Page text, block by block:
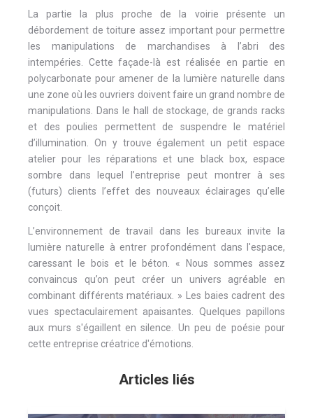
La partie la plus proche de la voirie présente un
débordement de toiture assez important pour permettre
les manipulations de marchandises à l’abri des
intempéries. Cette façade-là est réalisée en partie en
polycarbonate pour amener de la lumière naturelle dans
une zone où les ouvriers doivent faire un grand nombre de
manipulations. Dans le hall de stockage, de grands racks
et des poulies permettent de suspendre le matériel
d’illumination. On y trouve également un petit espace
atelier pour les réparations et une black box, espace
sombre dans lequel l’entreprise peut montrer à ses
(futurs) clients l’effet des nouveaux éclairages qu’elle
conçoit.
L’environnement de travail dans les bureaux invite la
lumière naturelle à entrer profondément dans l'espace,
caressant le bois et le béton. « Nous sommes assez
convaincus qu’on peut créer un univers agréable en
combinant différents matériaux. » Les baies cadrent des
vues spectaculairement apaisantes. Quelques papillons
aux murs s'égaillent en silence. Un peu de poésie pour
cette entreprise créatrice d'émotions.
Articles liés